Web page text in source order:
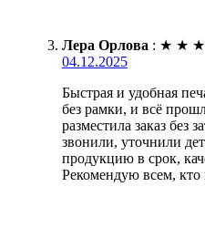
Лера Орлова : ★ ★ ★
04.12.2025
Быстрая и удобная
без рамки, и всё
разместила заказ без
звонили, уточнили
продукцию в срок,
Рекомендую всем, кто